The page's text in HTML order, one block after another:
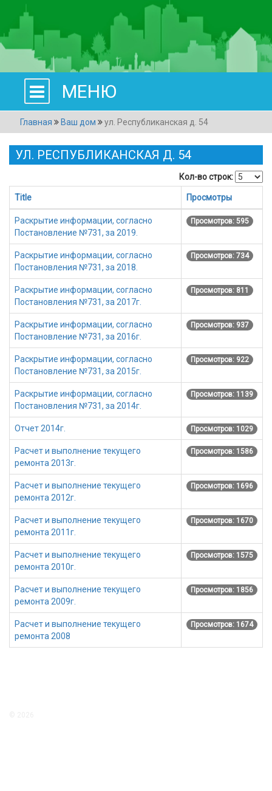
МЕНЮ
Главная Ваш дом ул. Республиканская д. 54
УЛ. РЕСПУБЛИКАНСКАЯ Д. 54
Кол-во строк:
Title Просмотры
Раскрытие информации, согласно
Постановление №731, за 2019.
Просмотров: 595
Раскрытие информации, согласно
Постановления №731, за 2018.
Просмотров: 734
Раскрытие информации, согласно
Постановления №731, за 2017г.
Просмотров: 811
Раскрытие информации, согласно
Постановление №731, за 2016г.
Просмотров: 937
Раскрытие информации, согласно
Постановление №731, за 2015г.
Просмотров: 922
Раскрытие информации, согласно
Постановления №731, за 2014г.
Просмотров: 1139
Отчет 2014г. Просмотров: 1029
Расчет и выполнение текущего
ремонта 2013г.
Просмотров: 1586
Расчет и выполнение текущего
ремонта 2012г.
Просмотров: 1696
Расчет и выполнение текущего
ремонта 2011г.
Просмотров: 1670
Расчет и выполнение текущего
ремонта 2010г.
Просмотров: 1575
Расчет и выполнение текущего
ремонта 2009г.
Просмотров: 1856
Расчет и выполнение текущего
ремонта 2008
Просмотров: 1674